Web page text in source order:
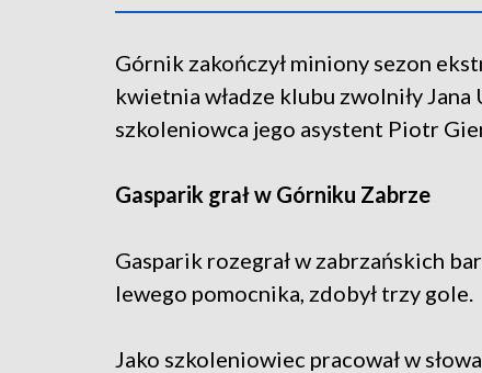
Górnik zakończył miniony sezon
kwietnia władze klubu zwolniły
szkoleniowca jego asystent Piotr
Gasparik grał w Górniku Zabrze
Gasparik rozegrał w zabrzańskich
lewego pomocnika, zdobył trzy gole.
Jako szkoleniowiec pracował w